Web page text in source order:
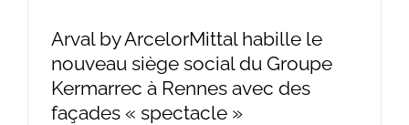
Arval by ArcelorMittal habille le
nouveau siège social du Groupe
Kermarrec à Rennes avec des
façades « spectacle »